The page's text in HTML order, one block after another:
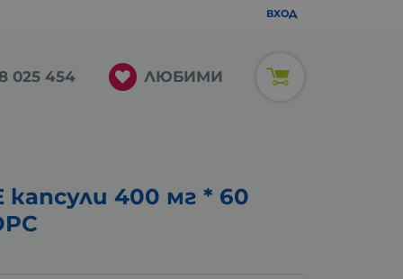
ВХОД
025 454 ЛЮБИМИ
400 мг * 60